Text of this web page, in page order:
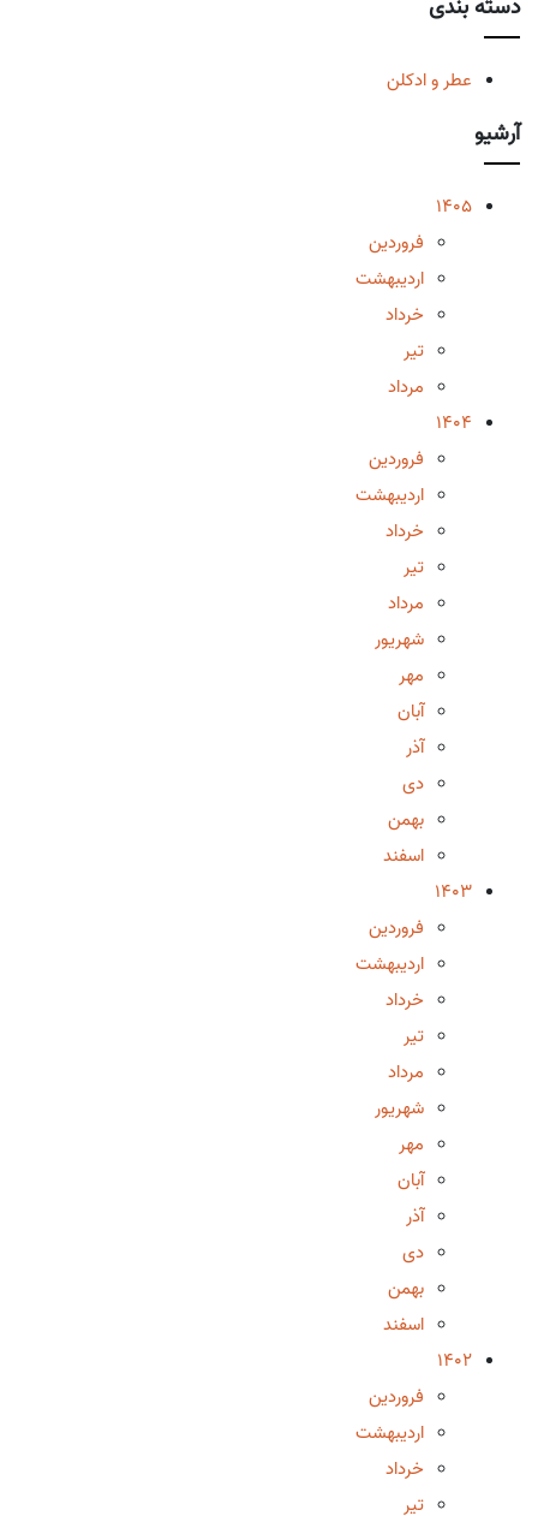
دسته بندی
عطر و ادکلن
آرشیو
1405
فروردین
اردیبهشت
خرداد
تیر
مرداد
1404
فروردین
اردیبهشت
خرداد
تیر
مرداد
شهریور
مهر
آبان
آذر
دی
بهمن
اسفند
1403
فروردین
اردیبهشت
خرداد
تیر
مرداد
شهریور
مهر
آبان
آذر
دی
بهمن
اسفند
1402
فروردین
اردیبهشت
خرداد
تیر